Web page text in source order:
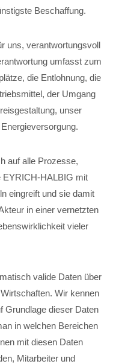
Beschaffung.
uns, verantwortungsvoll
umfasst zum
die Entlohnung, die
der Umgang
unser
auf alle Prozesse,
EYRICH-HALBIG mit
eingreift und sie damit
in einer vernetzten
vieler
valide Daten über
Wir kennen
Grundlage dieser Daten
in welchen Bereichen
mit diesen Daten
Mitarbeiter und